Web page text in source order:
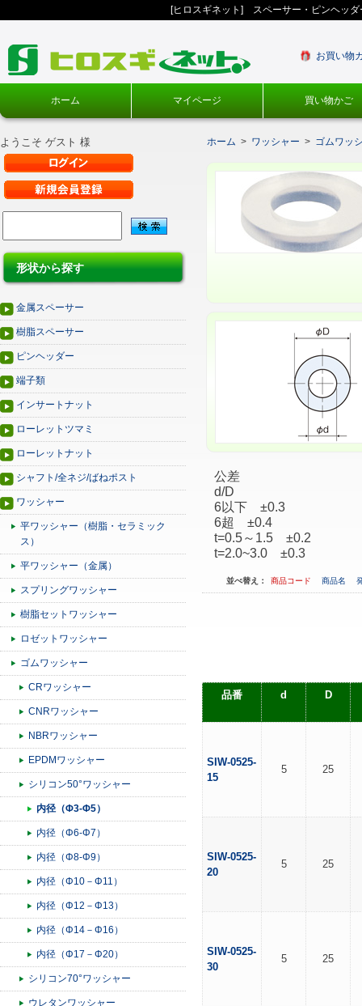
[ヒロスギネット] スペーサー・ピンヘッ
お買い物
ホーム マイページ 買い物かご
ようこそ ゲスト 様
形状から探す
金属スペーサー
樹脂スペーサー
ピンヘッダー
端子類
インサートナット
ローレットツマミ
ローレットナット
シャフト/全ネジ/ばねポスト
ワッシャー
平ワッシャー（樹脂・セラミック
ス）
平ワッシャー（金属）
スプリングワッシャー
樹脂セットワッシャー
ロゼットワッシャー
ゴムワッシャー
CRワッシャー
CNRワッシャー
NBRワッシャー
EPDMワッシャー
シリコン50°ワッシャー
内径（Φ3-Φ5）
内径（Φ6-Φ7）
内径（Φ8-Φ9）
内径（Φ10－Φ11）
内径（Φ12－Φ13）
内径（Φ14－Φ16）
内径（Φ17－Φ20）
シリコン70°ワッシャー
ウレタンワッシャー
ホーム > ワッシャー > ゴムワッ
公差
d/D
6以下 ±0.3
6超 ±0.4
t=0.5～1.5 ±0.2
t=2.0~3.0 ±0.3
並べ替え： 商品コード 商品名
品番 d D
SIW-0525-
15
5 25
SIW-0525-
20
5 25
SIW-0525-
30
5 25